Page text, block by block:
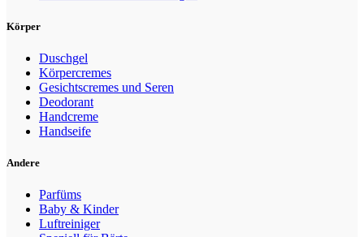
Körper
Duschgel
Körpercremes
Gesichtscremes und Seren
Deodorant
Handcreme
Handseife
Andere
Parfüms
Baby & Kinder
Luftreiniger